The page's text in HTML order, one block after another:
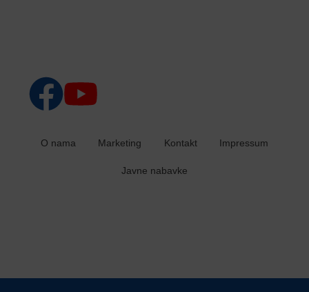
O nama Marketing Kontakt Impressum
Javne nabavke